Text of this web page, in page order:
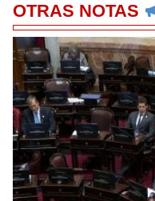
OTRAS NOTAS